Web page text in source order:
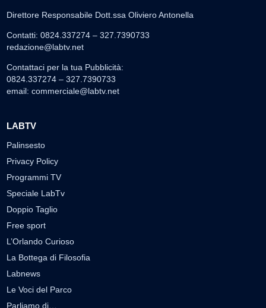
Direttore Responsabile Dott.ssa Oliviero Antonella
Contatti: 0824.337274 – 327.7390733
redazione@labtv.net
Contattaci per la tua Pubblicità:
0824.337274 – 327.7390733
email: commerciale@labtv.net
LABTV
Palinsesto
Privacy Policy
Programmi TV
Speciale LabTv
Doppio Taglio
Free sport
L’Orlando Curioso
La Bottega di Filosofia
Labnews
Le Voci del Parco
Parliamo di…